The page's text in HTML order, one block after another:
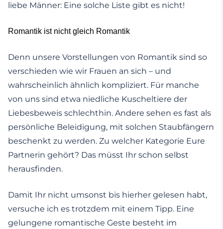
liebe Männer: Eine solche Liste gibt es nicht!
Romantik ist nicht gleich Romantik
Denn unsere Vorstellungen von Romantik sind so
verschieden wie wir Frauen an sich – und
wahrscheinlich ähnlich kompliziert. Für manche
von uns sind etwa niedliche Kuscheltiere der
Liebesbeweis schlechthin. Andere sehen es fast als
persönliche Beleidigung, mit solchen Staubfängern
beschenkt zu werden. Zu welcher Kategorie Eure
Partnerin gehört? Das müsst Ihr schon selbst
herausfinden.
Damit Ihr nicht umsonst bis hierher gelesen habt,
versuche ich es trotzdem mit einem Tipp. Eine
gelungene romantische Geste besteht im